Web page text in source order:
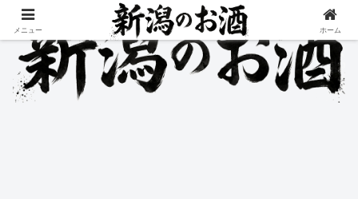
メニュー ホーム